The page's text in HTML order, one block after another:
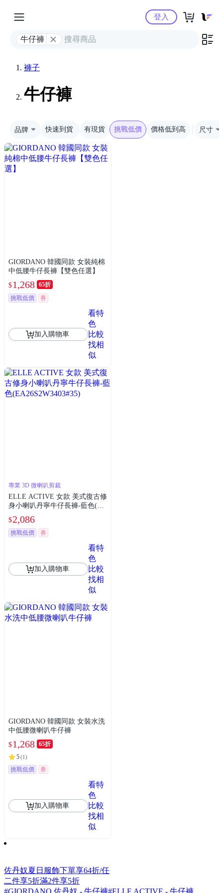
Yahoo購物中心
牛仔褲
登入
褲子
牛仔褲
品牌 快速到貨 有現貨 挑戰低價 價格低到高 尺寸
GIORDANO 韓國同款 女裝純棉
中低腰牛仔長褲【雙色任選】
$1,268 65折
挑戰低價
券
加入購物車
看特
色
比較
找相
似
專業 3D 微喇叭剪裁
ELLE ACTIVE 女款 美式復古修
身小喇叭丹寧牛仔長褲-藍色(EA
$2,086
挑戰低價 券
加入購物車
看特
色
比較
找相
似
GIORDANO 韓國同款 女裝水洗
中低腰微喇叭牛仔褲
$1,268 65折
5(1)
挑戰低價 券
加入購物車
看特
色
比較
找相
似
佐丹奴夏日服飾下單享64折/任
二件享5折滿2件享5折
#GIORDANO 佐丹奴 - 牛仔褲#ELLE ACTIVE - 牛仔褲